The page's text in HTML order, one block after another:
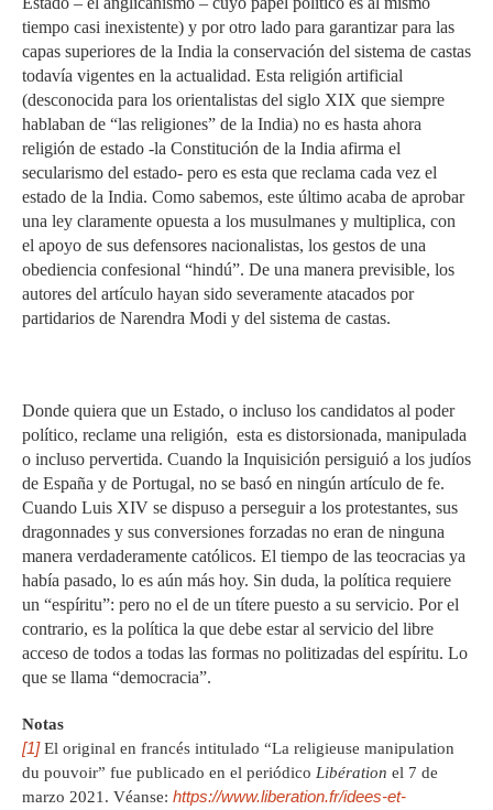
tiempo casi inexistente) y por otro lado para garantizar para las
capas superiores de la India la conservación del sistema de castas
todavía vigentes en la actualidad. Esta religión artificial
(desconocida para los orientalistas del siglo XIX que siempre
hablaban de “las religiones” de la India) no es hasta ahora
religión de estado -la Constitución de la India afirma el
secularismo del estado- pero es esta que reclama cada vez el
estado de la India. Como sabemos, este último acaba de aprobar
una ley claramente opuesta a los musulmanes y multiplica, con
el apoyo de sus defensores nacionalistas, los gestos de una
obediencia confesional “hindú”. De una manera previsible, los
autores del artículo hayan sido severamente atacados por
partidarios de Narendra Modi y del sistema de castas.
Donde quiera que un Estado, o incluso los candidatos al poder
político, reclame una religión, esta es distorsionada, manipulada
o incluso pervertida. Cuando la Inquisición persiguió a los judíos
de España y de Portugal, no se basó en ningún artículo de fe.
Cuando Luis XIV se dispuso a perseguir a los protestantes, sus
dragonnades y sus conversiones forzadas no eran de ninguna
manera verdaderamente católicos. El tiempo de las teocracias ya
había pasado, lo es aún más hoy. Sin duda, la política requiere
un “espíritu”: pero no el de un títere puesto a su servicio. Por el
contrario, es la política la que debe estar al servicio del libre
acceso de todos a todas las formas no politizadas del espíritu. Lo
que se llama “democracia”.
Notas
[1]El original en francés intitulado “La religieuse manipulation
du pouvoir” fue publicado en el periódico Libération el 7 de
marzo 2021. Véanse: https://www.liberation.fr/idees-et-